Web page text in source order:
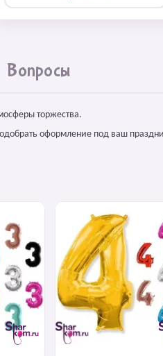
Вопросы
торжества.
оформление под ваш